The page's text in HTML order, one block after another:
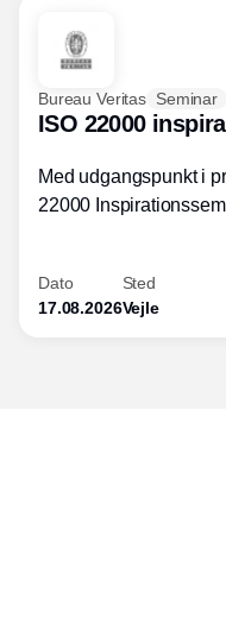
Bureau Veritas Seminar
ISO 22000
Med udgangspunkt i
22000
fødevarestandardens
standarder.
Dato
17.08.2026
Sted
Vejle